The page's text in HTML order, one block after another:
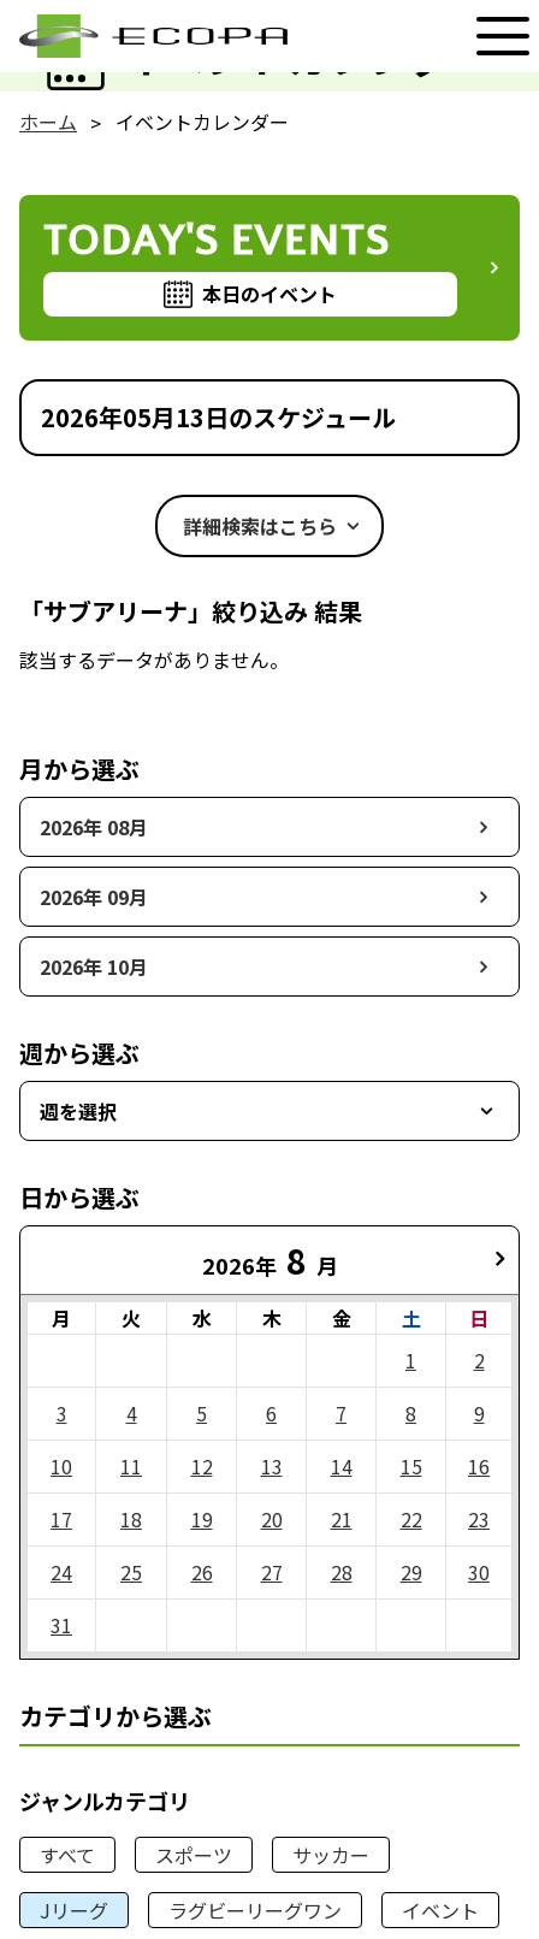
イベントカレンダー
EVENT
ホーム イベントカレンダー
TODAY'S EVENTS
本日のイベント
2026年05月13日のスケジュール
詳細検索はこちら
「サブアリーナ」絞り込み 結果
該当するデータがありません。
月から選ぶ
2026年 08月
2026年 09月
2026年 10月
週から選ぶ
週を選択
日から選ぶ
2026年 8 月
月 火 水 木 金 土
日
1
2
3
4 5 6 7 8
9
10
11 12 13 14 15
16
17
18 19 20 21 22
23
24
25 26 27 28 29
30
31
カテゴリから選ぶ
ジャンルカテゴリ
すべて スポーツ
サッカー
Jリーグ
ラグビーリーグワン
イベント